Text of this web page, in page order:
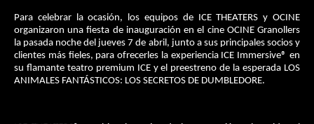
Para celebrar la ocasión, los equipos de ICE THEATERS y OCINE
organizaron una fiesta de inauguración en el cine OCINE Granollers
la pasada noche del jueves 7 de abril, junto a sus principales socios y
clientes más fieles, para ofrecerles la experiencia ICE Immersive® en
su flamante teatro premium ICE y el preestreno de la esperada LOS
ANIMALES FANTÁSTICOS: LOS SECRETOS DE DUMBLEDORE.